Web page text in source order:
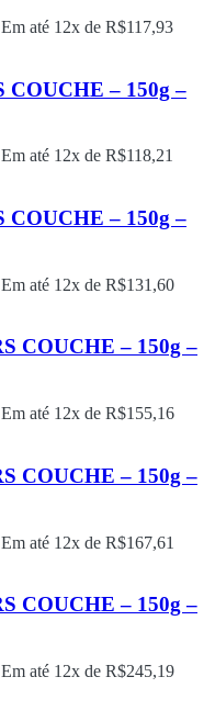
Em até 12x de R$117,93
COUCHE – 150g –
Em até 12x de R$118,21
COUCHE – 150g –
Em até 12x de R$131,60
COUCHE – 150g –
Em até 12x de R$155,16
COUCHE – 150g –
Em até 12x de R$167,61
COUCHE – 150g –
Em até 12x de R$245,19